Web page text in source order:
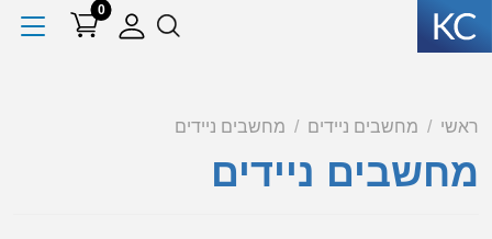
0
ראשי מחשבים ניידים מחשבים ניידים
מחשבים ניידים